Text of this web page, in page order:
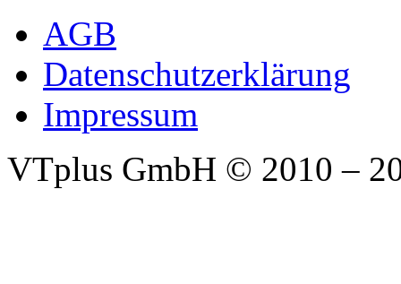
AGB
Datenschutzerklärung
Impressum
VTplus GmbH © 2010 –